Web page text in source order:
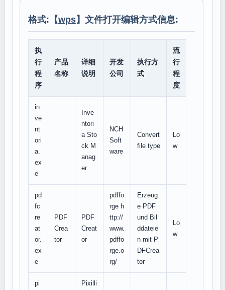
格式:【wps】文件打开编辑方式信息:
执
行
程
序
产品
名称
详细
说明
开发
公司
执行方
式
流
行
程
度
in
ve
nt
ori
a.
ex
e
Inve
ntori
a Sto
ck M
anag
er
NCH
Soft
ware
Convert
file type
Lo
w
pd
fc
re
at
or.
ex
e
PDF
Crea
tor
PDF
Creat
or
pdffo
rge h
ttp://
www.
pdffo
rge.o
rg/
Erzeug
e PDF
und Bil
ddateie
n mit P
DFCrea
tor
Lo
w
pi
Pixilli